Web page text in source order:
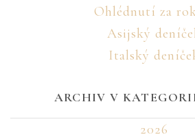
Ohlédnutí za
Asijský
Italský
ARCHIV V
2026